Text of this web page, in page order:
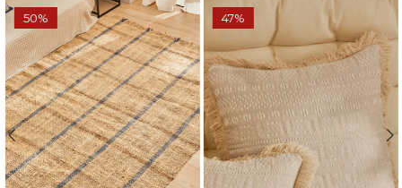
50% 47%